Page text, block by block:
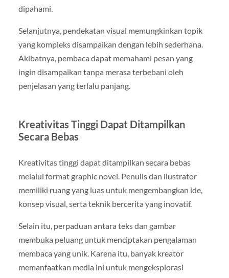
dipahami.
Selanjutnya, pendekatan visual memungkinkan topik
yang kompleks disampaikan dengan lebih sederhana.
Akibatnya, pembaca dapat memahami pesan yang
ingin disampaikan tanpa merasa terbebani oleh
penjelasan yang terlalu panjang.
Kreativitas Tinggi Dapat Ditampilkan
Secara Bebas
Kreativitas tinggi dapat ditampilkan secara bebas
melalui format graphic novel. Penulis dan ilustrator
memiliki ruang yang luas untuk mengembangkan ide,
konsep visual, serta teknik bercerita yang inovatif.
Selain itu, perpaduan antara teks dan gambar
membuka peluang untuk menciptakan pengalaman
membaca yang unik. Karena itu, banyak kreator
memanfaatkan media ini untuk mengeksplorasi